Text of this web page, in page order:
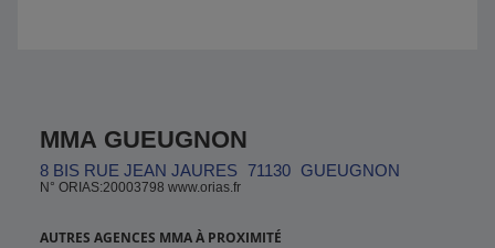
MMA GUEUGNON
8 BIS RUE JEAN JAURES 71130 GUEUGNON
N° ORIAS:20003798 www.orias.fr
AUTRES AGENCES MMA À PROXIMITÉ